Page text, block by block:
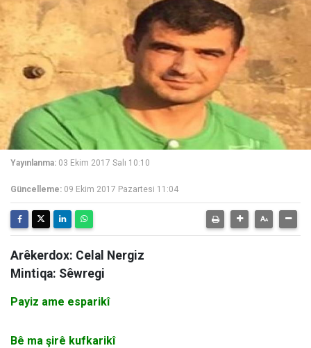
Yayınlanma: 03 Ekim 2017 Salı 10:10
Güncelleme: 09 Ekim 2017 Pazartesi 11:04
Arêkerdox: Celal Nergiz
Mintiqa: Sêwregi
Payiz ame esparikî
Bê ma şirê kufkarikî